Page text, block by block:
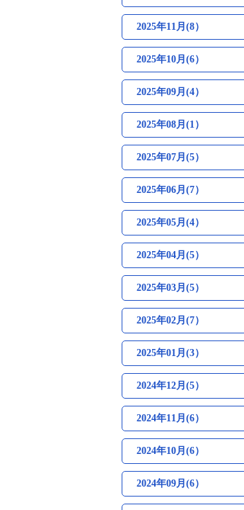
2025年11月(8）
2025年10月(6）
2025年09月(4）
2025年08月(1）
2025年07月(5）
2025年06月(7）
2025年05月(4）
2025年04月(5）
2025年03月(5）
2025年02月(7）
2025年01月(3）
2024年12月(5）
2024年11月(6）
2024年10月(6）
2024年09月(6）